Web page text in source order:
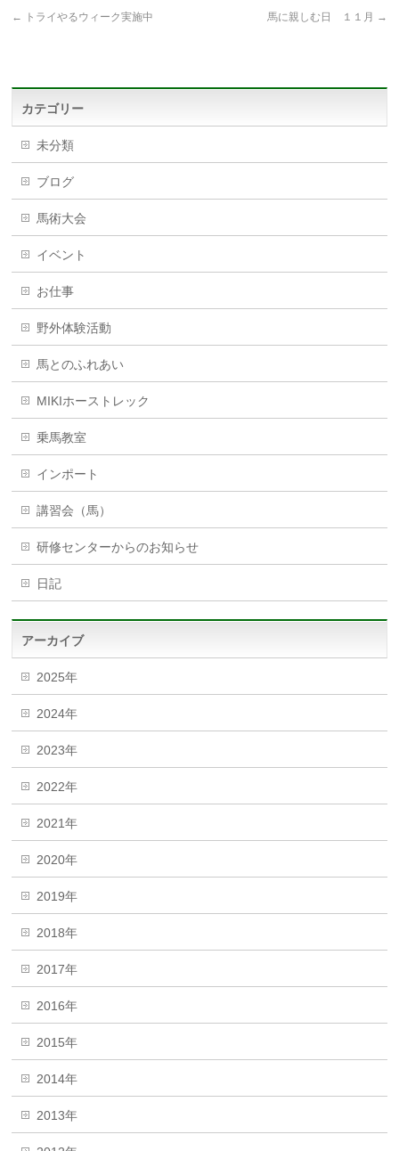
← トライやるウィーク実施中 馬に親しむ日 １１月 →
カテゴリー
未分類
ブログ
馬術大会
イベント
お仕事
野外体験活動
馬とのふれあい
MIKIホーストレック
乗馬教室
インポート
講習会（馬）
研修センターからのお知らせ
日記
アーカイブ
2025年
2024年
2023年
2022年
2021年
2020年
2019年
2018年
2017年
2016年
2015年
2014年
2013年